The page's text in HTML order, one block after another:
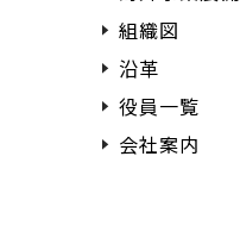
組織図
沿革
役員一覧
会社案内